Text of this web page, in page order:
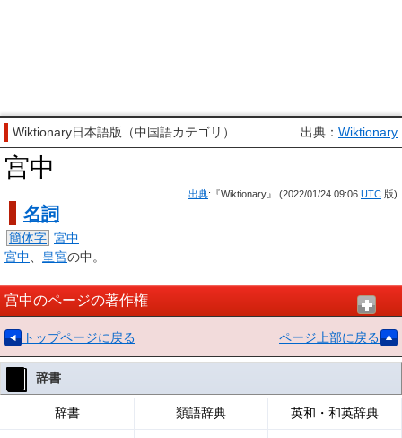
Wiktionary日本語版（中国語カテゴリ） 出典： Wiktionary
宫中
出典:『Wiktionary』 (2022/01/24 09:06 UTC 版)
名詞
簡体字 宮中
宮中
皇宮の中。
宫中のページの著作権
トップページに戻る ページ上部に戻る
辞書
辞書 類語辞典 英和・和英辞典